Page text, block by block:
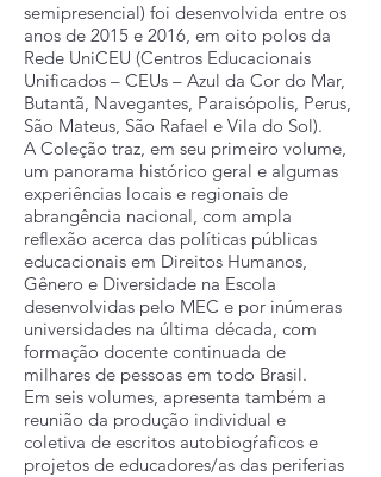
semipresencial) foi desenvolvida entre os
anos de 2015 e 2016, em oito polos da
Rede UniCEU (Centros Educacionais
Unificados – CEUs – Azul da Cor do Mar,
Butantã, Navegantes, Paraisópolis, Perus,
São Mateus, São Rafael e Vila do Sol).
A Coleção traz, em seu primeiro volume,
um panorama histórico geral e algumas
experiências locais e regionais de
abrangência nacional, com ampla
reflexão acerca das políticas públicas
educacionais em Direitos Humanos,
Gênero e Diversidade na Escola
desenvolvidas pelo MEC e por inúmeras
universidades na última década, com
formação docente continuada de
milhares de pessoas em todo Brasil.
Em seis volumes, apresenta também a
reunião da produção individual e
coletiva de escritos autobiogŕaficos e
projetos de educadores/as das periferias